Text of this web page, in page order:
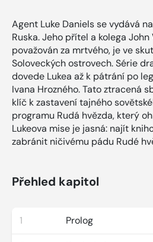
Agent Luke Daniels se vydává
Ruska. Jeho přítel a kolega
považován za mrtvého, je ve
Soloveckých ostrovech. Série
dovede Lukea až k pátrání po
Ivana Hrozného. Tato ztracená
klíč k zastavení tajného
programu Rudá hvězda, který
Lukeova mise je jasná: najít
zabránit ničivému pádu Rudé
Přehled kapitol
1 Prolog